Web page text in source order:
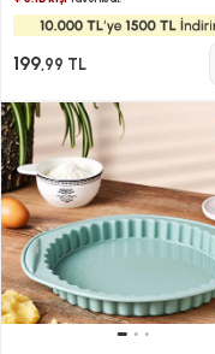
199,99 TL